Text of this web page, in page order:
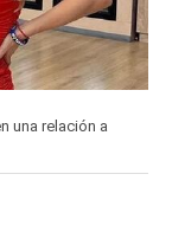
una relación a